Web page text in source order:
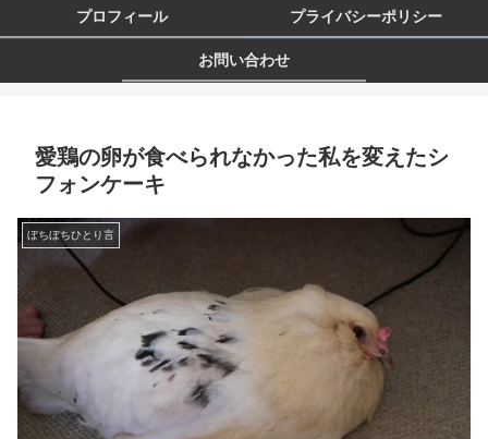
プロフィール プライバシーポリシー
お問い合わせ
愛鶏の卵が食べられなかった私を変えたシ
フォンケーキ
ぼちぼちひとり言